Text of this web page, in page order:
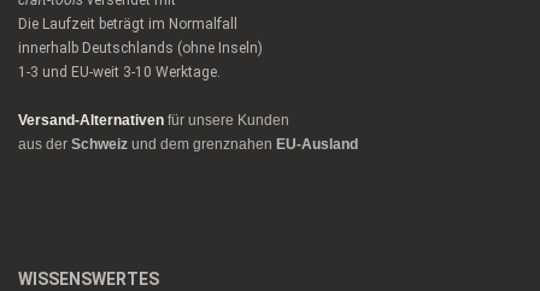
Die Laufzeit beträgt im Normalfall
innerhalb Deutschlands (ohne Inseln)
1-3 und EU-weit 3-10 Werktage.
Versand-Alternativen für unsere Kunden
aus der Schweiz und dem grenznahen EU-Ausland
WISSENSWERTES